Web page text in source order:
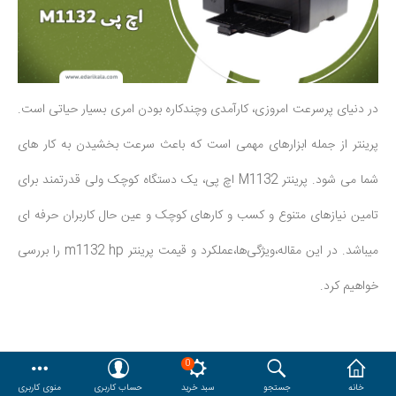
هدایا و ست مدیریتی
وایت برد و تابلو اعلانات
دسترسی کاربری حساب کاربری
خانه جستجو
0
سبد خرید
حساب کاربری منوی کاربری
در دنیای پرسرعت امروزی، کارآمدی وچندکاره بودن امری بسیار حیاتی است.
پرینتر از جمله ابزارهای مهمی است که باعث سرعت بخشیدن به کار های
شما می شود. پرینتر M1132 اچ ‌پی، یک دستگاه کوچک ولی قدرتمند برای
تامین نیازهای متنوع و کسب و کارهای کوچک و عین حال کاربران حرفه ای
میباشد. در این مقاله،ویژگی‌ها،عملکرد و قیمت پرینتر m1132 hp را بررسی
خواهیم کرد.